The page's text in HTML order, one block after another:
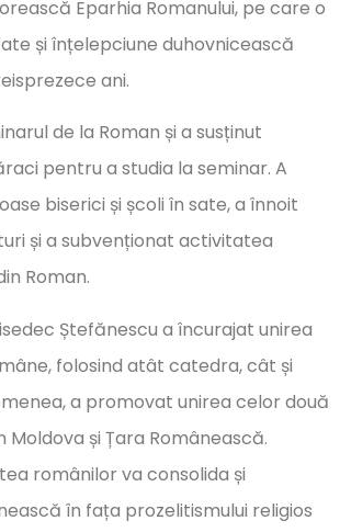
Eparhia Romanului, pe care o
și înțelepciune duhovnicească
ani.
de la Roman și a susținut
pentru a studia la seminar. A
biserici și școli în sate, a înnoit
și a subvenționat activitatea
Roman.
Ștefănescu a încurajat unirea
folosind atât catedra, cât și
a promovat unirea celor două
Moldova și Țara Românească.
românilor va consolida și
în fața prozelitismului religios